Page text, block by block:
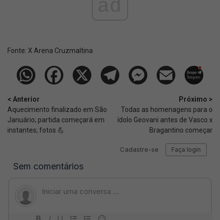
Fonte: X Arena Cruzmaltina
< Anterior
Aquecimento finalizado em São
Januário; partida começará em
instantes; fotos 💪
Próximo >
Todas as homenagens para o
ídolo Geovani antes de Vasco x
Bragantino começar